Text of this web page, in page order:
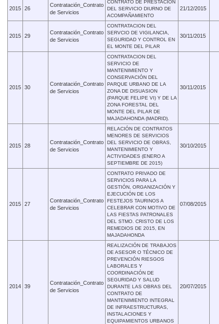
2015 26
Contratación_Contrato
de Servicios
CONTRATO DE PRESTACION
DEL SERVICIO DIURNO DE
ACOMPAÑAMIENTO
21/12/2015
2015 29
Contratación_Contrato
de Servicios
CONTRATACION DEL
SERVCIO DE VIGILANCIA,
SEGURIDAD Y CONTROL EN
EL MONTE DEL PILAR
30/11/2015
2015 30
Contratación_Contrato
de Servicios
CONTRATACION DEL
SERVICIO DE
MANTENIMIENTO Y
CONSERVACIÓN DEL
PARQUE URBANO DE LA
ZONA DE DISUASION
(PARQUE FELIPE VI) Y DE LA
ZONA FORESTAL DEL
MONTE DEL PILAR DE
MAJADAHONDA (MADRID).
30/11/2015
2015 28
Contratación_Contrato
de Servicios
RELACIÓN DE CONTRATOS
MENORES DE SERVICIOS
DEL SERVICIO DE OBRAS,
MANTENIMIENTO Y
ACTIVIDADES (ENERO A
SEPTIEMBRE DE 2015)
30/10/2015
2015 27
Contratación_Contrato
de Servicios
CONTRATO PRIVADO DE
SERVICIOS PARA LA
GESTIÓN, ORGANIZACIÓN Y
EJECUCIÓN DE LOS
FESTEJOS TAURINOS A
CELEBRAR CON MOTIVO DE
LAS FIESTAS PATRONALES
DEL STMO. CRISTO DE LOS
REMEDIOS DE 2015, EN
MAJADAHONDA
07/08/2015
2014 39
Contratación_Contrato
de Servicios
REALIZACIÓN DE TRABAJOS
DE ASESOR O TÉCNICO DE
PREVENCIÓN RIESGOS
LABORALES Y
COORDINACIÓN DE
SEGURIDAD Y SALUD
DURANTE LAS OBRAS DEL
CONTRATO DE
MANTENIMIENTO INTEGRAL
DE INFRAESTRUCTURAS,
INSTALACIONES Y
EQUIPAMIENTOS URBANOS
20/07/2015